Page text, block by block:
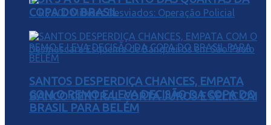
BANCO CENTRAL CORTA JUROS E SELIC CAI
COPA DO BRASIL
SANTOS DESPERDIÇA CHANCES, EMPATA
COM O REMO E LEVA DECISÃO DA COPA DO
BRASIL PARA BELÉM